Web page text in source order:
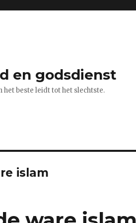
en godsdienst
het beste leidt tot het slechtste.
islam